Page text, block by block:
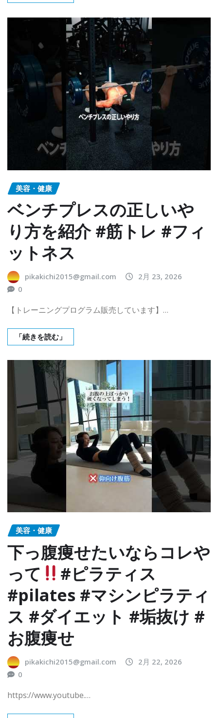
美容・健康
ベンチプレスの正しいや
り方を紹介 #筋トレ #フィ
ットネス
pikakichi2015@gmail.com
2月 23, 2026
0
【トレーニングプログラム販売しています】…
「続きを読む」
美容・健康
下っ腹痩せたいならコレや
って
#ピラティス
#pilates #マシンピラティ
ス #ダイエット #垢抜け #
お腹痩せ
pikakichi2015@gmail.com
2月 22, 2026
0
https://www.youtube.…